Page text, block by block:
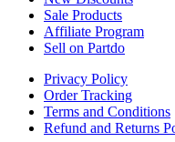
Sale Products
Affiliate Program
Sell on Partdo
Privacy Policy
Order Tracking
Terms and Conditions
Refund and Returns